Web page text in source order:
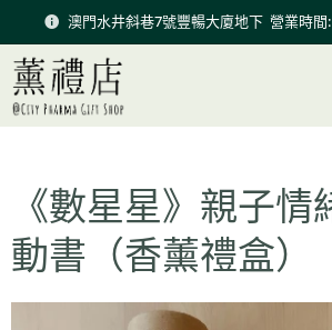
澳門水井斜巷7號豐暢大廈地下 營業時間
《數星星》親子情
動書（香薰禮盒）